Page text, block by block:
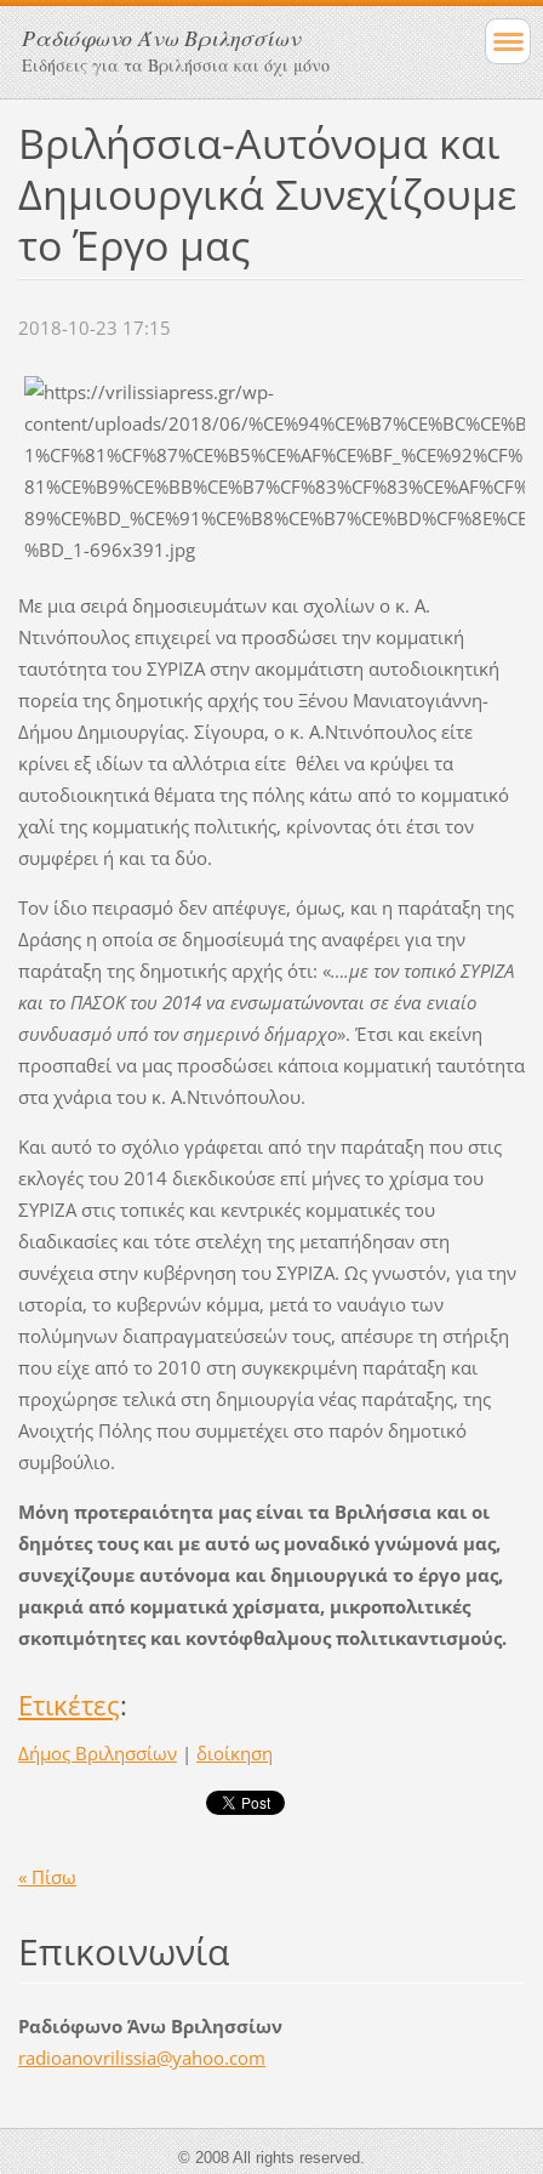
Ραδιόφωνο Άνω Βριλησσίων
Ειδήσεις για τα Βριλήσσια και όχι μόνο
Βριλήσσια-Αυτόνομα και
Δημιουργικά Συνεχίζουμε
το Έργο μας
2018-10-23 17:15
Με μια σειρά δημοσιευμάτων και σχολίων ο κ. Α.
Ντινόπουλος επιχειρεί να προσδώσει την κομματική
ταυτότητα του ΣΥΡΙΖΑ στην ακομμάτιστη αυτοδιοικητική
πορεία της δημοτικής αρχής του Ξένου Μανιατογιάννη-
Δήμου Δημιουργίας. Σίγουρα, ο κ. Α.Ντινόπουλος είτε
κρίνει εξ ιδίων τα αλλότρια είτε θέλει να κρύψει τα
αυτοδιοικητικά θέματα της πόλης κάτω από το κομματικό
χαλί της κομματικής πολιτικής, κρίνοντας ότι έτσι τον
συμφέρει ή και τα δύο.
Τον ίδιο πειρασμό δεν απέφυγε, όμως, και η παράταξη της
Δράσης η οποία σε δημοσίευμά της αναφέρει για την
παράταξη της δημοτικής αρχής ότι: «….με τον τοπικό ΣΥΡΙΖΑ
και το ΠΑΣΟΚ του 2014 να ενσωματώνονται σε ένα ενιαίο
συνδυασμό υπό τον σημερινό δήμαρχο». Έτσι και εκείνη
προσπαθεί να μας προσδώσει κάποια κομματική ταυτότητα
στα χνάρια του κ. Α.Ντινόπουλου.
Και αυτό το σχόλιο γράφεται από την παράταξη που στις
εκλογές του 2014 διεκδικούσε επί μήνες το χρίσμα του
ΣΥΡΙΖΑ στις τοπικές και κεντρικές κομματικές του
διαδικασίες και τότε στελέχη της μεταπήδησαν στη
συνέχεια στην κυβέρνηση του ΣΥΡΙΖΑ. Ως γνωστόν, για την
ιστορία, το κυβερνών κόμμα, μετά το ναυάγιο των
πολύμηνων διαπραγματεύσεών τους, απέσυρε τη στήριξη
που είχε από το 2010 στη συγκεκριμένη παράταξη και
προχώρησε τελικά στη δημιουργία νέας παράταξης, της
Ανοιχτής Πόλης που συμμετέχει στο παρόν δημοτικό
συμβούλιο.
Μόνη προτεραιότητα μας είναι τα Βριλήσσια και οι
δημότες τους και με αυτό ως μοναδικό γνώμονά μας,
συνεχίζουμε αυτόνομα και δημιουργικά το έργο μας,
μακριά από κομματικά χρίσματα, μικροπολιτικές
σκοπιμότητες και κοντόφθαλμους πολιτικαντισμούς.
Ετικέτες:
Δήμος Βριλησσίων | διοίκηση
« Πίσω
Επικοινωνία
Ραδιόφωνο Άνω Βριλησσίων
radioanovrilissia@yahoo.com
© 2008 All rights reserved.